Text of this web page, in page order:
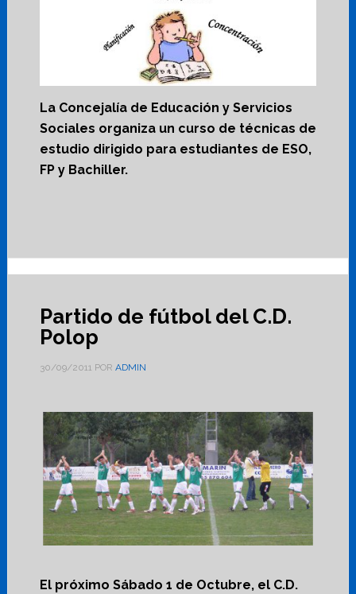
La Concejalía de Educación y Servicios
Sociales organiza un curso de técnicas de
estudio dirigido para estudiantes de ESO,
FP y Bachiller.
Partido de fútbol del C.D.
Polop
30/09/2011 POR ADMIN
El próximo Sábado 1 de Octubre, el C.D.